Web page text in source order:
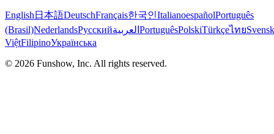
English 日本語DeutschFrançais한국인ItalianoespañolPortuguês
(Brasil)NederlandsРусскийالعربية PortuguêsPolskiTürkçeไทย
ViệtFilipinoУкраїнська
© 2026 Funshow, Inc. All rights reserved.